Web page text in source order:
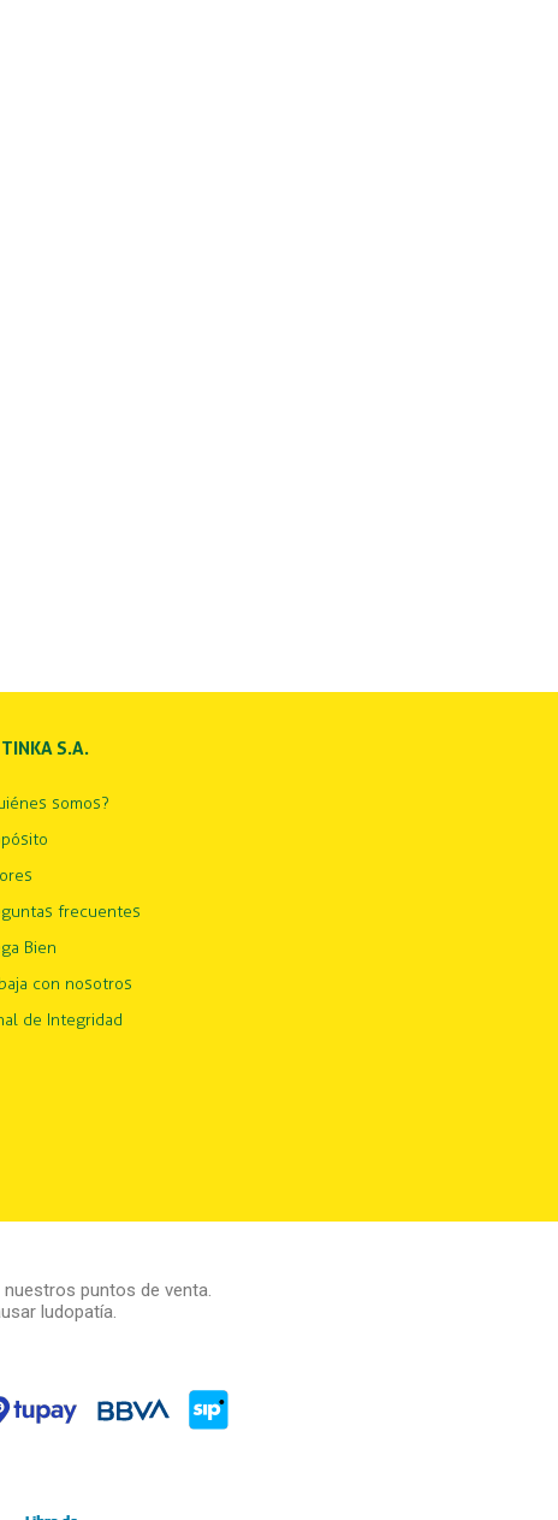
S.A.
somos?
frecuentes
Bien
con nosotros
de Integridad
nuestros puntos de venta.
ludopatía.